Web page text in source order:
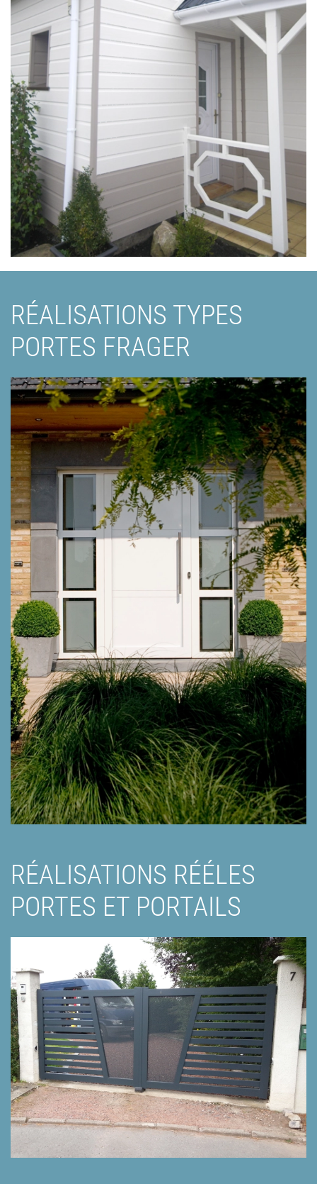
RÉALISATIONS TYPES
PORTES FRAGER
RÉALISATIONS RÉÉLES
PORTES ET PORTAILS